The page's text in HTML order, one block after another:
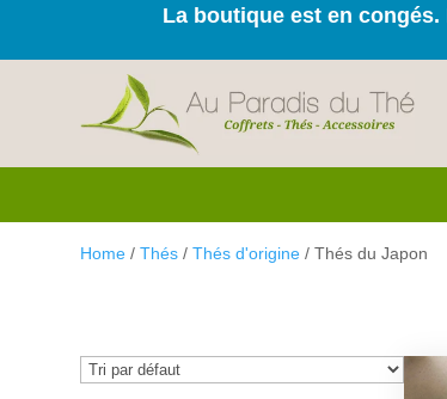
La boutique est en
Home /Thés /Thés d'origine / Thés du Japon